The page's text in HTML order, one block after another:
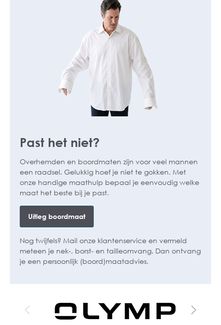
Past het niet?
Overhemden en boordmaten zijn voor veel mannen
een raadsel. Gelukkig hoef je niet te gokken. Met
onze handige maathulp bepaal je eenvoudig welke
maat het beste bij je past.
Uitleg boordmaat
Nog twijfels? Mail onze klantenservice en vermeld
meteen je nek-, borst- en tailleomvang. Dan ontvang
je een persoonlijk (boord)maatadvies.